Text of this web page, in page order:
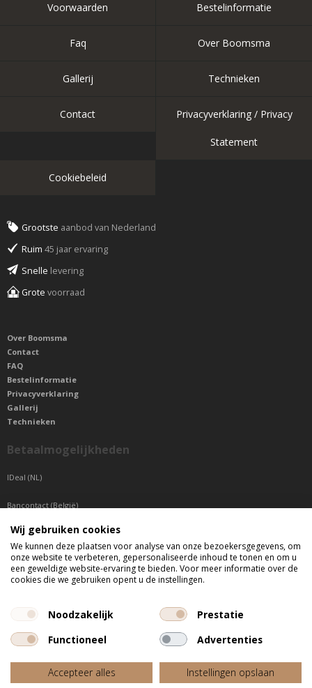
Voorwaarden Bestelinformatie
Faq Over Boomsma
Gallerij Technieken
Contact Privacyverklaring / Privacy
Statement
Cookiebeleid
Grootste aanbod van Nederland
Ruim 45 jaar ervaring
Snelle levering
Grote voorraad
Over Boomsma
Contact
FAQ
Bestelinformatie
Privacyverklaring
Gallerij
Technieken
Betaalmogelijkheden
IDeal (NL)
Bancontact (België)
Sepa betaling (Overige landen)
Telefonisch bereikbaar
Website door
Fastware
Wij gebruiken cookies
We kunnen deze plaatsen voor analyse van onze bezoekersgegevens, om
onze website te verbeteren, gepersonaliseerde inhoud te tonen en om u
een geweldige website-ervaring te bieden. Voor meer informatie over de
cookies die we gebruiken opent u de instellingen.
Noodzakelijk
Prestatie
Functioneel
Advertenties
Accepteer alles Instellingen opslaan